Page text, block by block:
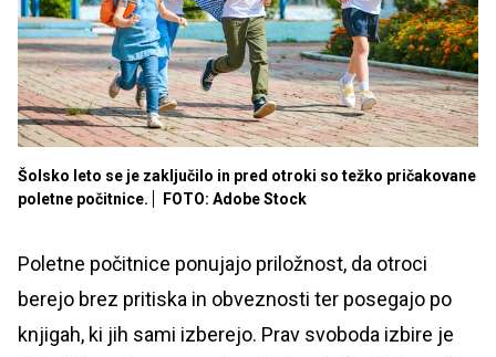
Šolsko leto se je zaključilo in pred otroki so težko pričakovane
poletne počitnice.
FOTO: Adobe Stock
Poletne počitnice ponujajo priložnost, da otroci
berejo brez pritiska in obveznosti ter posegajo po
knjigah, ki jih sami izberejo. Prav svoboda izbire je